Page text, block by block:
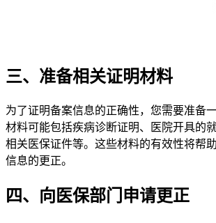
三、准备相关证明材料
为了证明备案信息的正确性，您需要准备
材料可能包括疾病诊断证明、医院开具的
相关医保证件等。这些材料的有效性将帮
信息的更正。
四、向医保部门申请更正